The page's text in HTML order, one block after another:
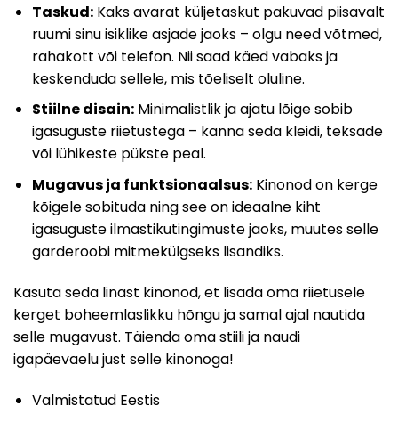
Taskud:Kaks avarat küljetaskut pakuvad piisavalt
ruumi sinu isiklike asjade jaoks – olgu need võtmed,
rahakott või telefon. Nii saad käed vabaks ja
keskenduda sellele, mis tõeliselt oluline.
Stiilne disain:Minimalistlik ja ajatu lõige sobib
igasuguste riietustega – kanna seda kleidi, teksade
või lühikeste pükste peal.
Mugavus ja funktsionaalsus:Kinonod on kerge
kõigele sobituda ning see on ideaalne kiht
igasuguste ilmastikutingimuste jaoks, muutes selle
garderoobi mitmekülgseks lisandiks.
Kasuta seda linast kinonod, et lisada oma riietusele
kerget boheemlaslikku hõngu ja samal ajal nautida
selle mugavust. Täienda oma stiili ja naudi
igapäevaelu just selle kinonoga!
Valmistatud Eestis